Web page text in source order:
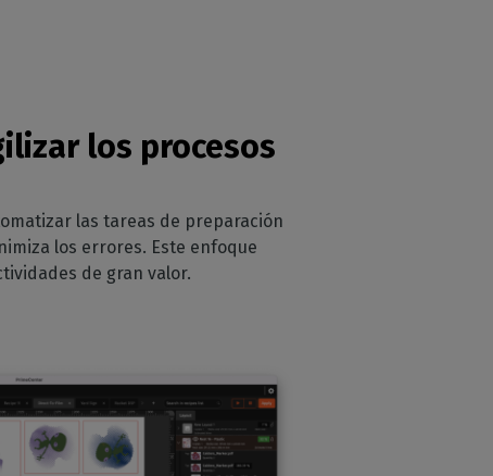
los procesos
las tareas de preparación
los errores. Este enfoque
de gran valor.